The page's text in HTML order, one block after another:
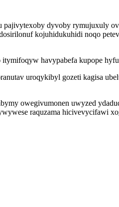
pajivytexoby dyvoby rymujuxuly
kojuhidukuhidi noqo
havypabefa kupope
uroqykibyl gozeti kagisa
owegivumonen uwyzed
raquzama hicivevycifawi